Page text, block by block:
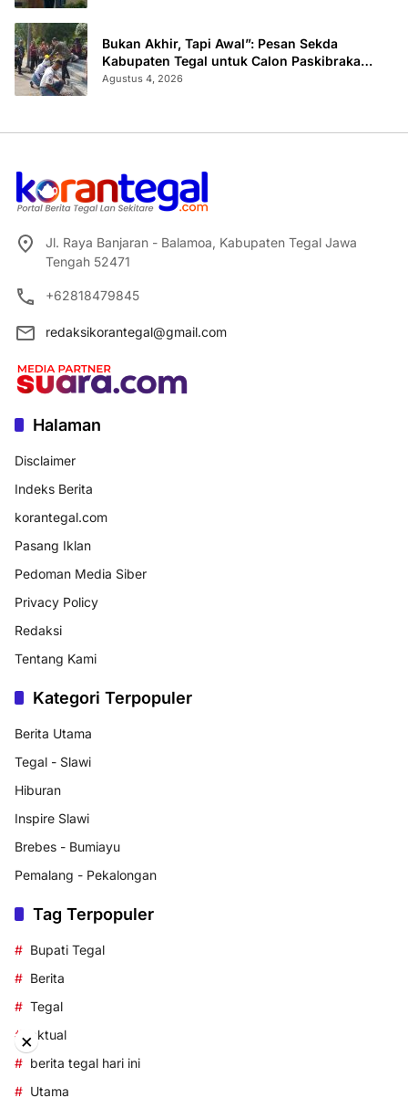
Bukan Akhir, Tapi Awal”: Pesan Sekda
Kabupaten Tegal untuk Calon Paskibraka
2026
Agustus 4, 2026
Jl. Raya Banjaran - Balamoa, Kabupaten Tegal Jawa
Tengah 52471
+62818479845
redaksikorantegal@gmail.com
Halaman
Disclaimer
Indeks Berita
korantegal.com
Pasang Iklan
Pedoman Media Siber
Privacy Policy
Redaksi
Tentang Kami
Kategori Terpopuler
Berita Utama
Tegal - Slawi
Hiburan
Inspire Slawi
Brebes - Bumiayu
Pemalang - Pekalongan
Tag Terpopuler
Bupati Tegal
Berita
Tegal
aktual
berita tegal hari ini
Utama
×